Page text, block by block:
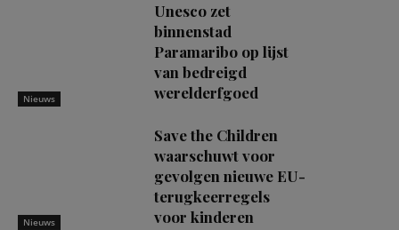
Nieuws
Unesco zet
binnenstad
Paramaribo op lijst
van bedreigd
werelderfgoed
Nieuws
Save the Children
waarschuwt voor
gevolgen nieuwe EU-
terugkeerregels
voor kinderen